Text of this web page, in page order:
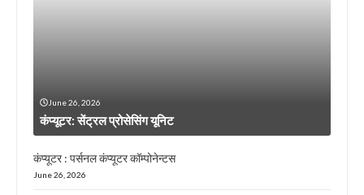
June 26, 2026
कंप्यूटर: सेंट्रल प्रोसेसिंग यूनिट
कंप्यूटर : पर्सनल कंप्यूटर कॉम्पोनेन्टस
June 26, 2026